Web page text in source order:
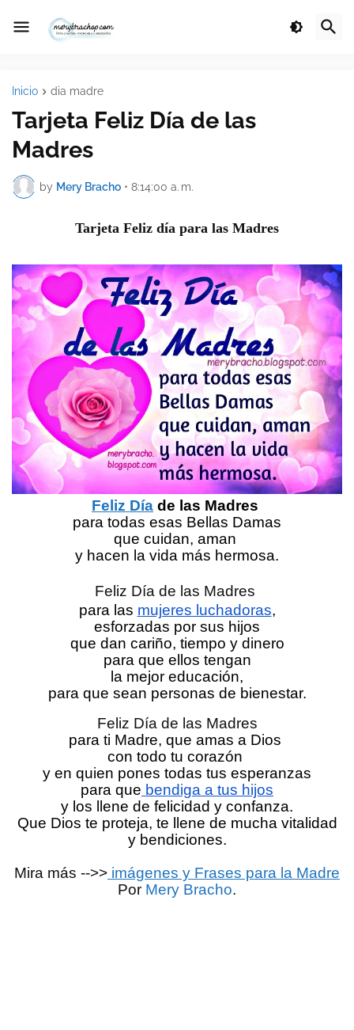
Inicio dia madre
Tarjeta Feliz Día de las
Madres
by Mery Bracho • 8:14:00 a. m.
Tarjeta Feliz día para las Madres
Feliz Día de las Madres
para todas esas Bellas Damas
que cuidan, aman
y hacen la vida más hermosa.
Feliz Día de las Madres
para las mujeres luchadoras,
esforzadas por sus hijos
que dan cariño, tiempo y dinero
para que ellos tengan
la mejor educación,
para que sean personas de bienestar.
Feliz Día de las Madres
para ti Madre, que amas a Dios
con todo tu corazón
y en quien pones todas tus esperanzas
para que bendiga a tus hijos
y los llene de felicidad y confanza.
Que Dios te proteja, te llene de mucha vitalidad
y bendiciones.
Mira más -->> imágenes y Frases para la Madre
Por Mery Bracho.